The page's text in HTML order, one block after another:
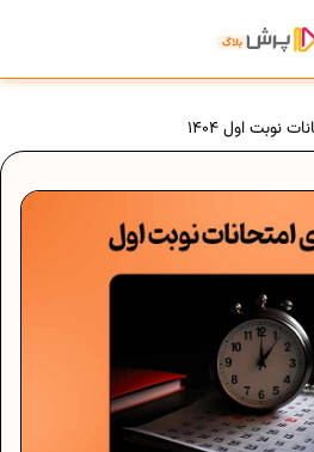
نوبت اول 1404